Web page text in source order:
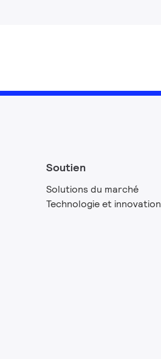
Soutien
Solutions du marché
Technologie et innovation